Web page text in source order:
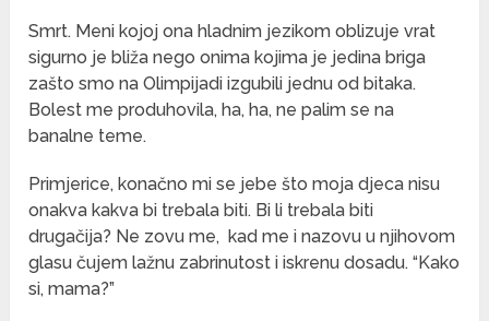
Smrt. Meni kojoj ona hladnim jezikom oblizuje vrat
sigurno je bliža nego onima kojima je jedina briga
zašto smo na Olimpijadi izgubili jednu od bitaka.
Bolest me produhovila, ha, ha, ne palim se na
banalne teme.
Primjerice, konačno mi se jebe što moja djeca nisu
onakva kakva bi trebala biti. Bi li trebala biti
drugačija? Ne zovu me, kad me i nazovu u njihovom
glasu čujem lažnu zabrinutost i iskrenu dosadu. “Kako
si, mama?”